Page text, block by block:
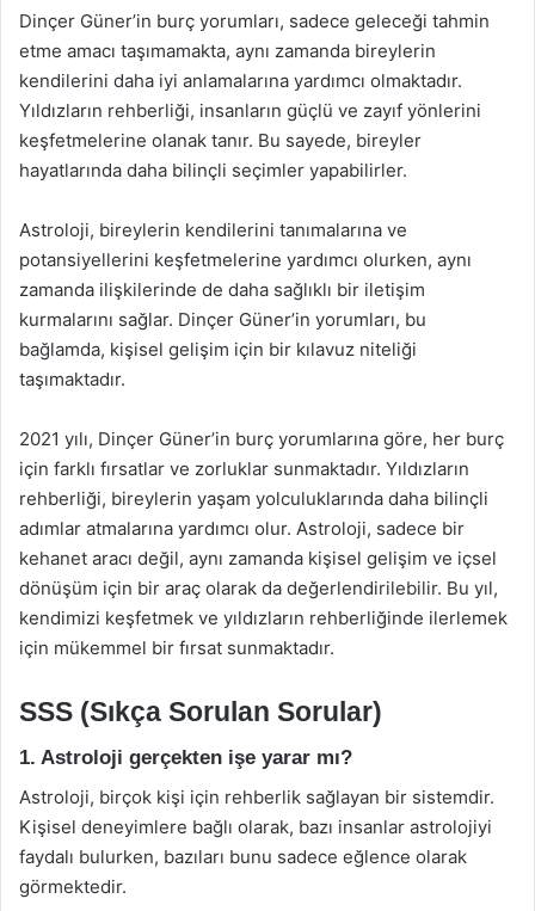
Dinçer Güner’in burç yorumları, sadece geleceği tahmin
etme amacı taşımamakta, aynı zamanda bireylerin
kendilerini daha iyi anlamalarına yardımcı olmaktadır.
Yıldızların rehberliği, insanların güçlü ve zayıf yönlerini
keşfetmelerine olanak tanır. Bu sayede, bireyler
hayatlarında daha bilinçli seçimler yapabilirler.
Astroloji, bireylerin kendilerini tanımalarına ve
potansiyellerini keşfetmelerine yardımcı olurken, aynı
zamanda ilişkilerinde de daha sağlıklı bir iletişim
kurmalarını sağlar. Dinçer Güner’in yorumları, bu
bağlamda, kişisel gelişim için bir kılavuz niteliği
taşımaktadır.
2021 yılı, Dinçer Güner’in burç yorumlarına göre, her burç
için farklı fırsatlar ve zorluklar sunmaktadır. Yıldızların
rehberliği, bireylerin yaşam yolculuklarında daha bilinçli
adımlar atmalarına yardımcı olur. Astroloji, sadece bir
kehanet aracı değil, aynı zamanda kişisel gelişim ve içsel
dönüşüm için bir araç olarak da değerlendirilebilir. Bu yıl,
kendimizi keşfetmek ve yıldızların rehberliğinde ilerlemek
için mükemmel bir fırsat sunmaktadır.
SSS (Sıkça Sorulan Sorular)
1. Astroloji gerçekten işe yarar mı?
Astroloji, birçok kişi için rehberlik sağlayan bir sistemdir.
Kişisel deneyimlere bağlı olarak, bazı insanlar astrolojiyi
faydalı bulurken, bazıları bunu sadece eğlence olarak
görmektedir.